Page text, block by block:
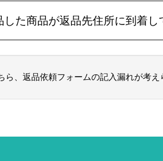
した商品が返品先住所に到着し
ら、返品依頼フォームの記入漏れが考